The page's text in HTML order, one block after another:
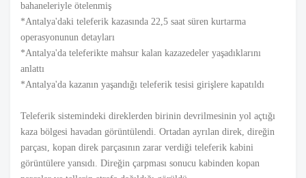
bahaneleriyle ötelenmiş
*Antalya'daki teleferik kazasında 22,5 saat süren kurtarma
operasyonunun detayları
*Antalya'da teleferikte mahsur kalan kazazedeler yaşadıklarını
anlattı
*Antalya'da kazanın yaşandığı teleferik tesisi girişlere kapatıldı
Teleferik sistemindeki direklerden birinin devrilmesinin yol açtığı
kaza bölgesi havadan görüntülendi. Ortadan ayrılan direk, direğin
parçası, kopan direk parçasının zarar verdiği teleferik kabini
görüntülere yansıdı. Direğin çarpması sonucu kabinden kopan